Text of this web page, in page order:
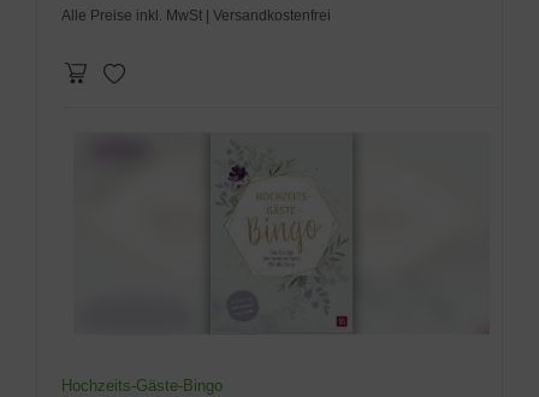
Alle Preise inkl. MwSt | Versandkostenfrei
Hochzeits-Gäste-Bingo